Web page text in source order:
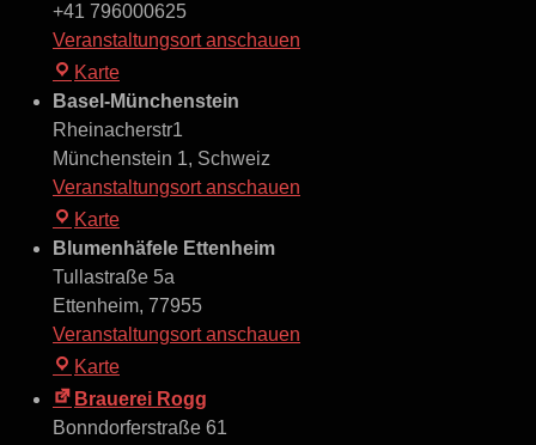
+41 796000625
Veranstaltungsort anschauen
Karte
Manhattan
Basel-Münchenstein
Rheinacherstr1
Münchenstein 1, Schweiz
Veranstaltungsort anschauen
Karte
Münchenstein
Blumenhäfele Ettenheim
Tullastraße 5a
Ettenheim, 77955
Veranstaltungsort anschauen
Karte
Ettenheim
Brauerei Rogg
Bonndorferstraße 61